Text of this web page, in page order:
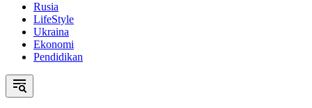
Rusia
LifeStyle
Ukraina
Ekonomi
Pendidikan